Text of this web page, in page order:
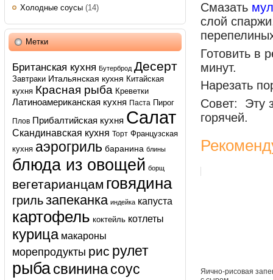
Холодные соусы (14)
Метки
Британская кухня Бутерброд Десерт
Завтраки Итальянская кухня Китайская
кухня Красная рыба Креветки
Латиноамериканская кухня Паста Пирог
Плов Прибалтийская кухня Салат
Скандинавская кухня Торт Французская
кухня аэрогриль баранина блины
блюда из овощей борщ
вегетарианцам говядина
грильзапеканка индейка капуста
картофель коктейль котлеты
курица макароны
морепродукты рис рулет
рыбасвининасоус
Смазать
слой
Готовить в
минут.
Нарезать
Совет: Эту
горячей.
Яично-рисовая